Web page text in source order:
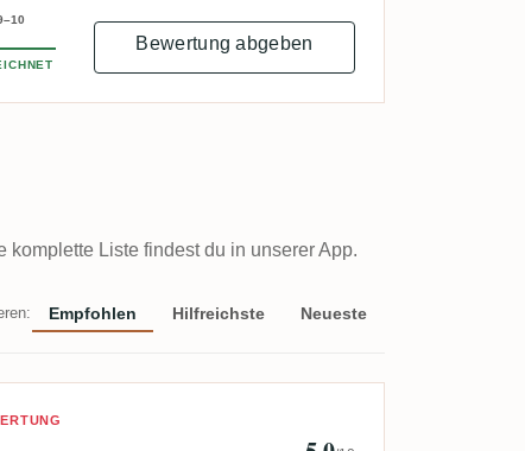
Bewertung abgeben
Liste findest du in unserer App.
Empfohlen Hilfreichste Neueste